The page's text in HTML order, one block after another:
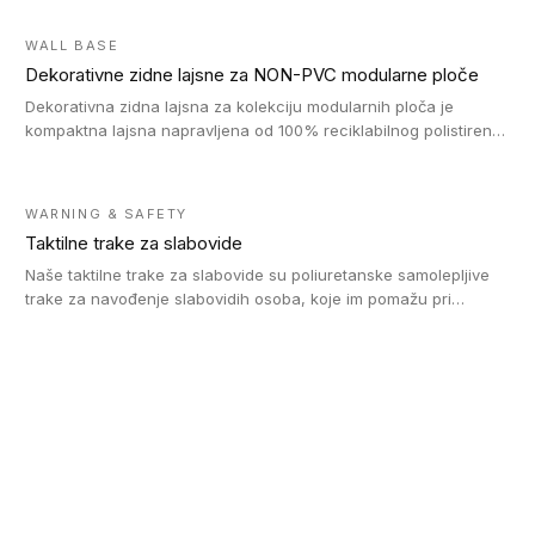
WALL BASE
Dekorativne zidne lajsne za NON-PVC modularne ploče
Dekorativna zidna lajsna za kolekciju modularnih ploča je
kompaktna lajsna napravljena od 100% reciklabilnog polistirena,
WARNING & SAFETY
Taktilne trake za slabovide
Naše taktilne trake za slabovide su poliuretanske samolepljive
trake za navođenje slabovidih osoba, koje im pomažu pri